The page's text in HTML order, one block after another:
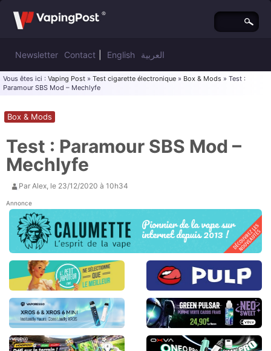
Newsletter Contact English العربية
Vous êtes ici : Vaping Post » Test cigarette électronique » Box & Mods » Test :
Paramour SBS Mod – Mechlyfe
Test : Paramour SBS Mod –
Mechlyfe
Box & Mods
Par Alex, le 23/12/2020 à 10h34
Annonce